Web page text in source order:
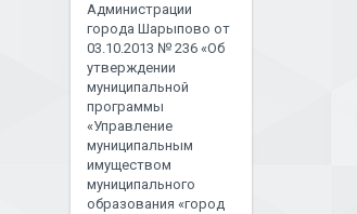
Администрации
города Шарыпово от
03.10.2013 № 236 «Об
утверждении
муниципальной
программы
«Управление
муниципальным
имуществом
муниципального
образования «город